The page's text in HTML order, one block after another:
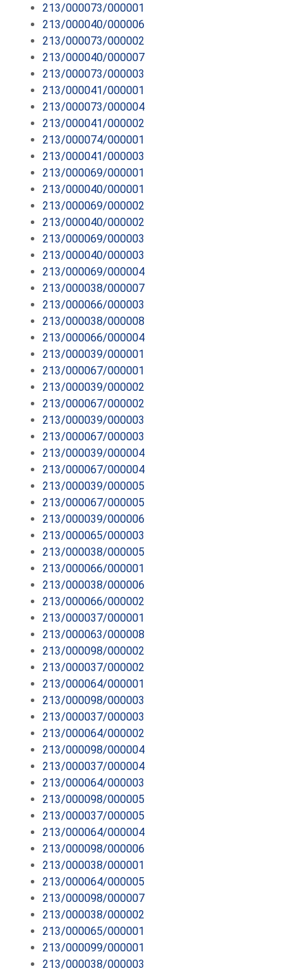
213/000073/000001
213/000040/000006
213/000073/000002
213/000040/000007
213/000073/000003
213/000041/000001
213/000073/000004
213/000041/000002
213/000074/000001
213/000041/000003
213/000069/000001
213/000040/000001
213/000069/000002
213/000040/000002
213/000069/000003
213/000040/000003
213/000069/000004
213/000038/000007
213/000066/000003
213/000038/000008
213/000066/000004
213/000039/000001
213/000067/000001
213/000039/000002
213/000067/000002
213/000039/000003
213/000067/000003
213/000039/000004
213/000067/000004
213/000039/000005
213/000067/000005
213/000039/000006
213/000065/000003
213/000038/000005
213/000066/000001
213/000038/000006
213/000066/000002
213/000037/000001
213/000063/000008
213/000098/000002
213/000037/000002
213/000064/000001
213/000098/000003
213/000037/000003
213/000064/000002
213/000098/000004
213/000037/000004
213/000064/000003
213/000098/000005
213/000037/000005
213/000064/000004
213/000098/000006
213/000038/000001
213/000064/000005
213/000098/000007
213/000038/000002
213/000065/000001
213/000099/000001
213/000038/000003